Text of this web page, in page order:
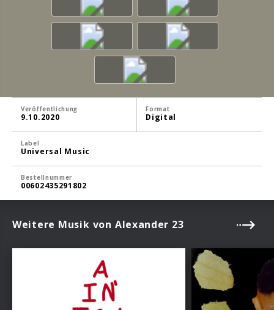
Veröffentlichung
9.10.2020
Format
Digital
Label
Universal Music
Bestellnummer
00602435291802
Weitere Musik von Alexander 23